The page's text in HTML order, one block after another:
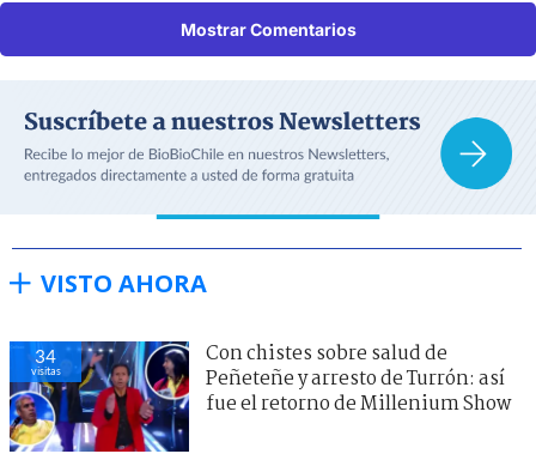
Mostrar Comentarios
VISTO AHORA
34
visitas
Con chistes sobre salud de
Peñeteñe y arresto de Turrón: así
fue el retorno de Millenium Show